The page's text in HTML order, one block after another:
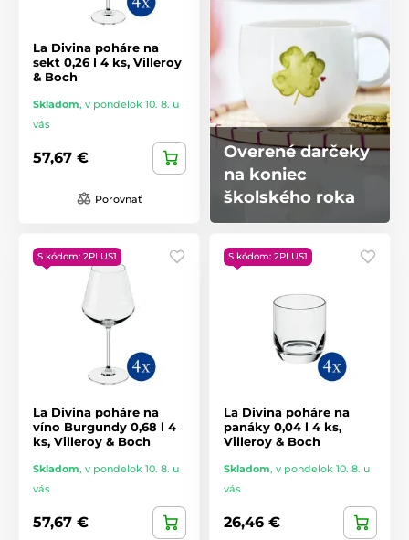
La Divina poháre na
sekt 0,26 l 4 ks, Villeroy
& Boch
Skladom, v pondelok 10. 8. u
vás
57,67 €
Porovnať
Overené darčeky
na koniec
školského roka
S kódom: 2PLUS1
La Divina poháre na
víno Burgundy 0,68 l 4
ks, Villeroy & Boch
Skladom, v pondelok 10. 8. u
vás
57,67 €
S kódom: 2PLUS1
La Divina poháre na
panáky 0,04 l 4 ks,
Villeroy & Boch
Skladom, v pondelok 10. 8. u
vás
26,46 €